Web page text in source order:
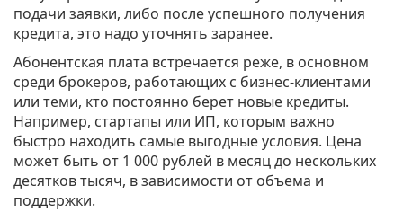
подачи заявки, либо после успешного получения
кредита, это надо уточнять заранее.
Абонентская плата встречается реже, в основном
среди брокеров, работающих с бизнес-клиентами
или теми, кто постоянно берет новые кредиты.
Например, стартапы или ИП, которым важно
быстро находить самые выгодные условия. Цена
может быть от 1 000 рублей в месяц до нескольких
десятков тысяч, в зависимости от объема и
поддержки.